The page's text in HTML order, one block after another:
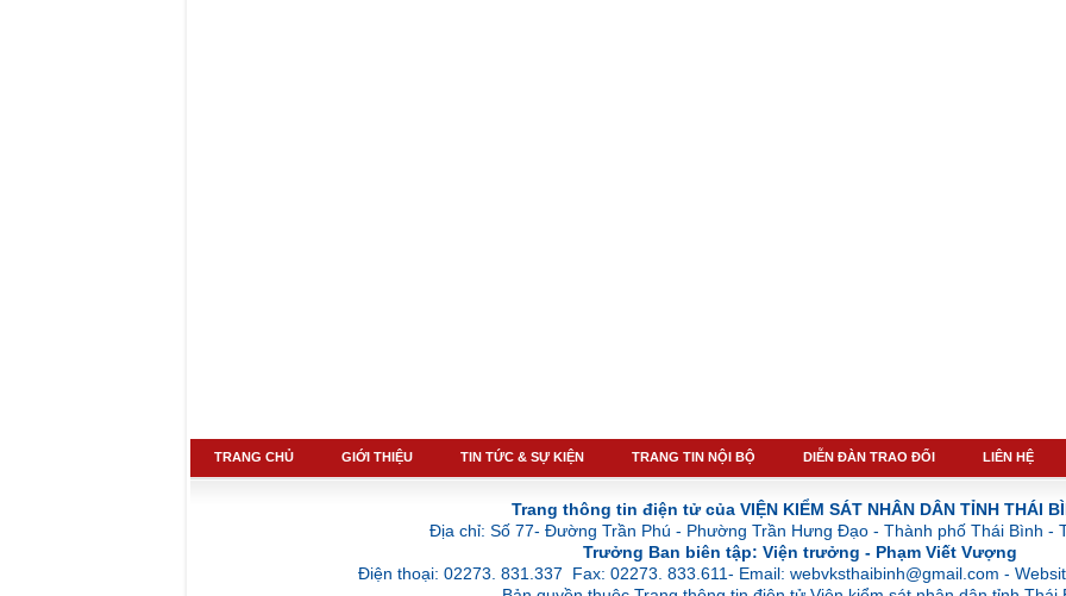
TRANG CHỦ GIỚI THIỆU TIN TỨC & SỰ KIỆN TRANG TIN NỘI BỘ DIỄN ĐÀN TRAO ĐỔI LIÊN HỆ
Trang thông tin điện tử của VIỆN KIỂM SÁT NHÂN DÂN TỈNH THÁI
Địa chỉ: Số 77- Đường Trần Phú - Phường Trần Hưng Đạo - Thành phố Thái Bình -
Trưởng Ban biên tập: Viện trưởng - Phạm Viết Vượng
Điện thoại: 02273. 831.337 Fax: 02273. 833.611- Email: webvksthaibinh@gmail.com -